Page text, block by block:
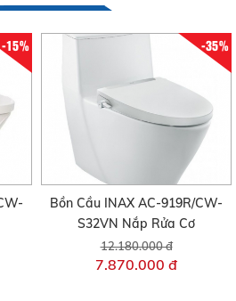
-15% -35%
Bồn Cầu INAX AC-919R/CW-
S32VN Nắp Rửa Cơ
12.180.000 đ
7.870.000 đ